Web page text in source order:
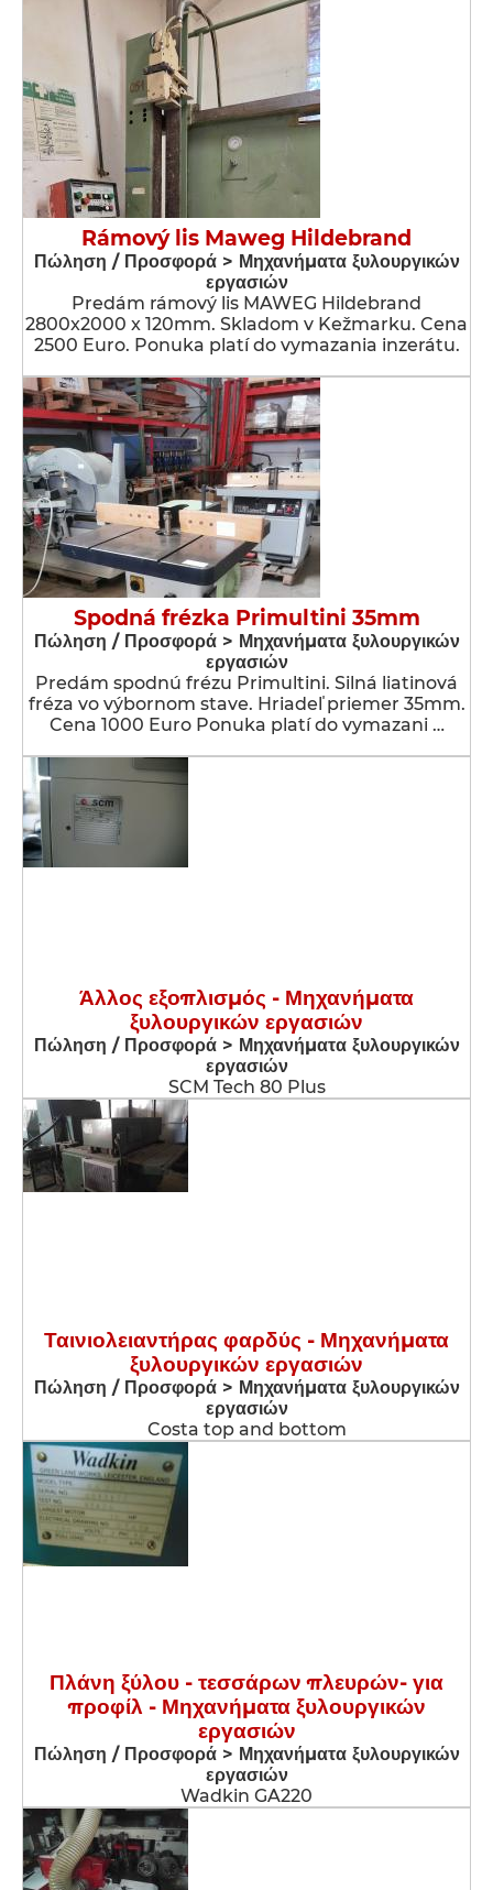
Rámový lis Maweg Hildebrand
Πώληση / Προσφορά > Μηχανήματα ξυλουργικών
εργασιών
Predám rámový lis MAWEG Hildebrand
2800x2000 x 120mm. Skladom v Kežmarku. Cena
2500 Euro. Ponuka platí do vymazania inzerátu.
Spodná frézka Primultini 35mm
Πώληση / Προσφορά > Μηχανήματα ξυλουργικών
εργασιών
Predám spodnú frézu Primultini. Silná liatinová
fréza vo výbornom stave. Hriadeľ priemer 35mm.
Cena 1000 Euro Ponuka platí do vymazani …
Άλλος εξοπλισμός - Μηχανήματα
ξυλουργικών εργασιών
Πώληση / Προσφορά > Μηχανήματα ξυλουργικών
εργασιών
SCM Tech 80 Plus
Ταινιολειαντήρας φαρδύς - Μηχανήματα
ξυλουργικών εργασιών
Πώληση / Προσφορά > Μηχανήματα ξυλουργικών
εργασιών
Costa top and bottom
Πλάνη ξύλου - τεσσάρων πλευρών- για
προφίλ - Μηχανήματα ξυλουργικών
εργασιών
Πώληση / Προσφορά > Μηχανήματα ξυλουργικών
εργασιών
Wadkin GA220